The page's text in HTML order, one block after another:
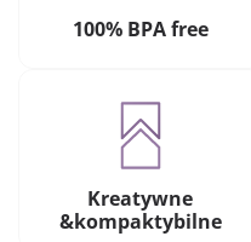
100% BPA free
Kreatywne
&kompaktybilne